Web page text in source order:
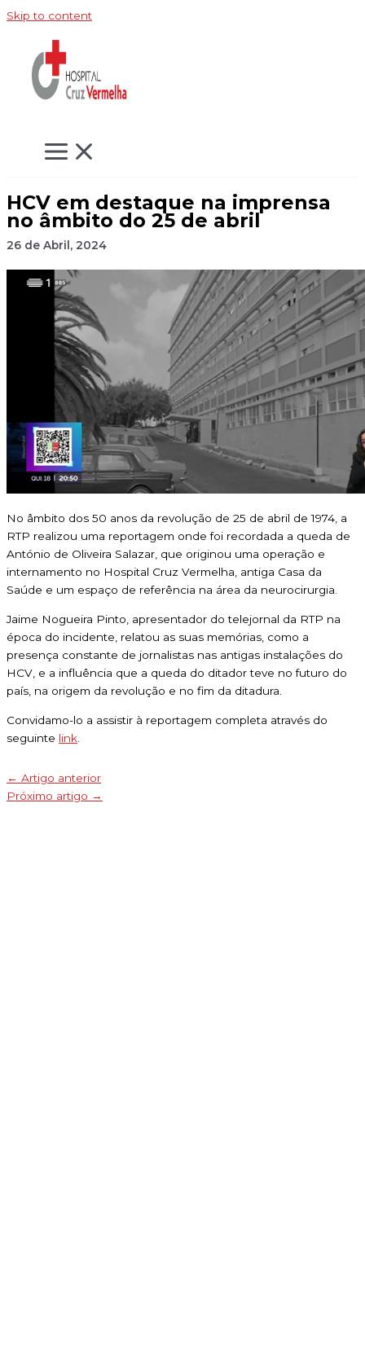
Skip to content
HCV em destaque na imprensa
no âmbito do 25 de abril
26 de Abril, 2024
No âmbito dos 50 anos da revolução de 25 de abril de 1974, a
RTP realizou uma reportagem onde foi recordada a queda de
António de Oliveira Salazar, que originou uma operação e
internamento no Hospital Cruz Vermelha, antiga Casa da
Saúde e um espaço de referência na área da neurocirurgia.
Jaime Nogueira Pinto, apresentador do telejornal da RTP na
época do incidente, relatou as suas memórias, como a
presença constante de jornalistas nas antigas instalações do
HCV, e a influência que a queda do ditador teve no futuro do
país, na origem da revolução e no fim da ditadura.
Convidamo-lo a assistir à reportagem completa através do
seguinte link
← Artigo anterior
Próximo artigo →